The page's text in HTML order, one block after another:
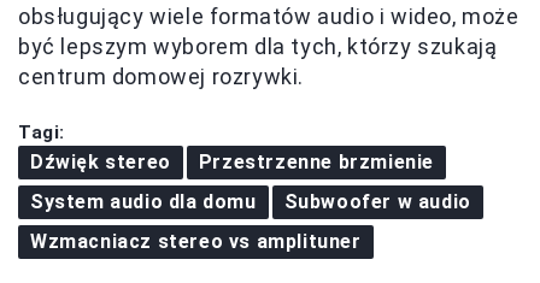
obsługujący wiele formatów audio i wideo, może
być lepszym wyborem dla tych, którzy szukają
centrum domowej rozrywki.
Tagi:
Dźwięk stereo
Przestrzenne brzmienie
System audio dla domu
Subwoofer w audio
Wzmacniacz stereo vs amplituner